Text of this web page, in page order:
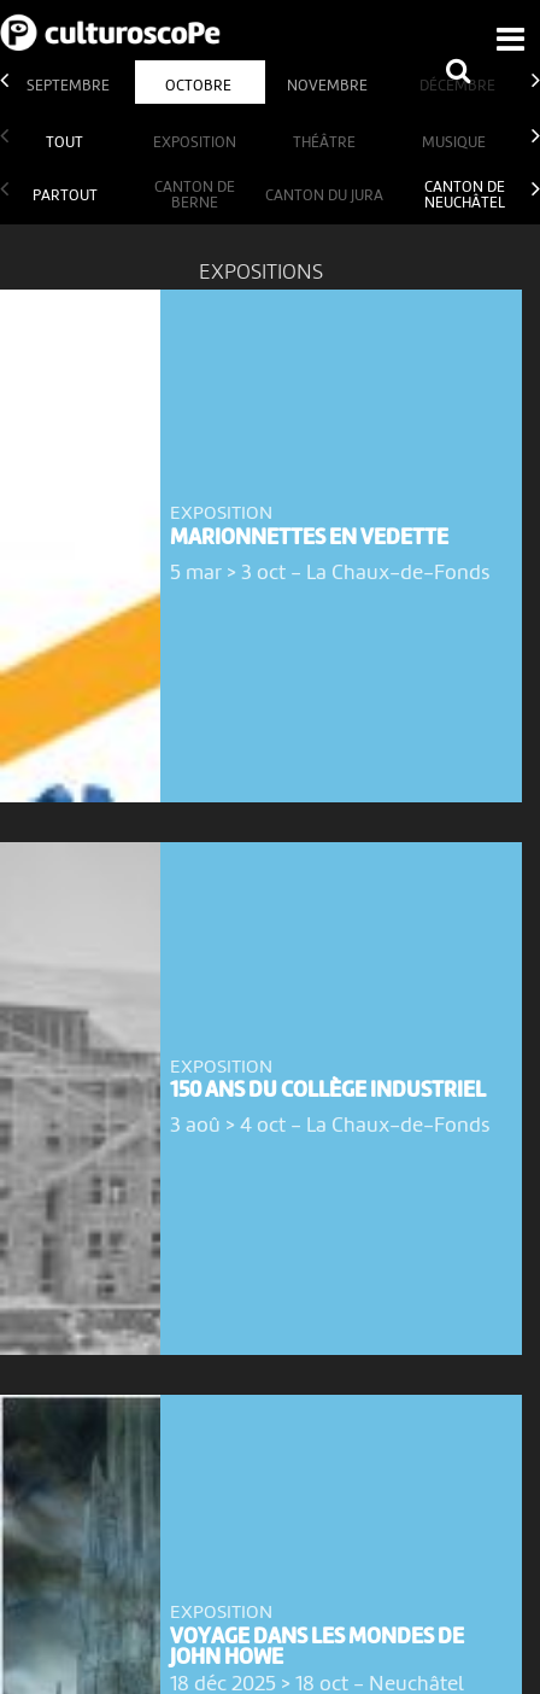
SEPTEMBRE OCTOBRE NOVEMBRE DÉCEMBRE
TOUT EXPOSITION THÉÂTRE MUSIQUE
PARTOUT
CANTON DE
BERNE
CANTON DU JURA
CANTON DE
NEUCHÂTEL
EXPOSITIONS
EXPOSITION
MARIONNETTES EN VEDETTE
5 mar > 3 oct - La Chaux-de-Fonds
EXPOSITION
150 ANS DU COLLÈGE INDUSTRIEL
3 aoû > 4 oct - La Chaux-de-Fonds
EXPOSITION
VOYAGE DANS LES MONDES DE
JOHN HOWE
18 déc 2025 > 18 oct - Neuchâtel